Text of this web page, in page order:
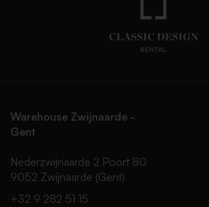
Warehouse Zwijnaarde -
Gent
Nederzwijnaarde 2 Poort 80
9052 Zwijnaarde (Gent)
+32 9 282 51 15